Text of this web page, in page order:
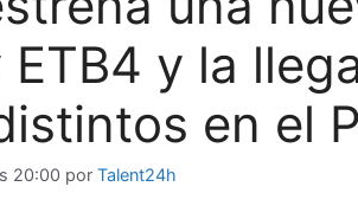
ETB4 y la
en el
20:00 por Talent24h